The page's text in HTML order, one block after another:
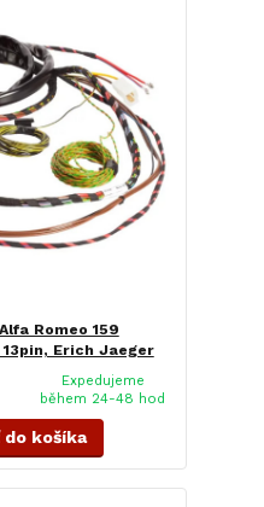
Romeo 159
Erich Jaeger
Expedujeme
během 24-48 hod
do košíka